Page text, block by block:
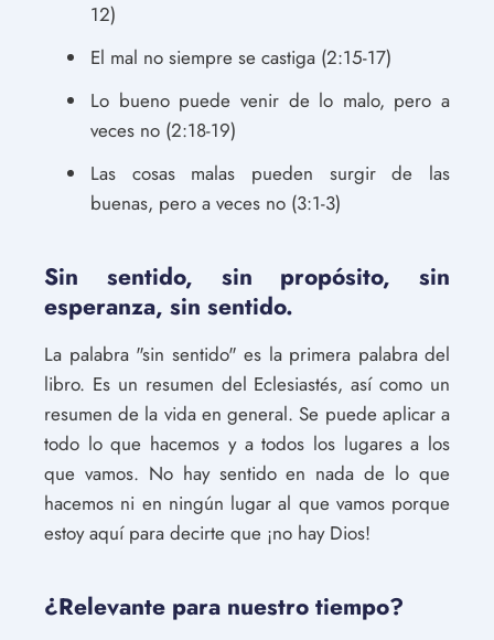
12)
El mal no siempre se castiga (2:15-17)
Lo bueno puede venir de lo malo, pero a
veces no (2:18-19)
Las cosas malas pueden surgir de las
buenas, pero a veces no (3:1-3)
Sin sentido, sin propósito, sin
esperanza, sin sentido.
La palabra "sin sentido" es la primera palabra del
libro. Es un resumen del Eclesiastés, así como un
resumen de la vida en general. Se puede aplicar a
todo lo que hacemos y a todos los lugares a los
que vamos. No hay sentido en nada de lo que
hacemos ni en ningún lugar al que vamos porque
estoy aquí para decirte que ¡no hay Dios!
¿Relevante para nuestro tiempo?